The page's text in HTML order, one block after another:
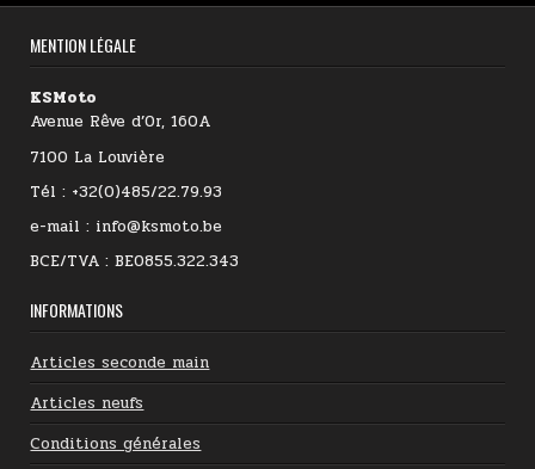
MENTION LÉGALE
KSMoto
Avenue Rêve d’Or, 160A
7100 La Louvière
Tél : +32(0)485/22.79.93
e-mail : info@ksmoto.be
BCE/TVA : BE0855.322.343
INFORMATIONS
Articles seconde main
Articles neufs
Conditions générales